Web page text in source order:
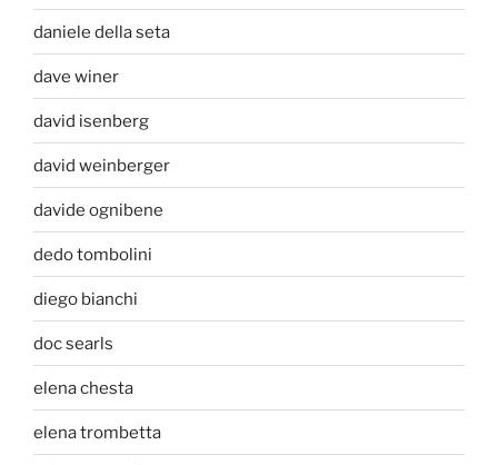
daniele della seta
dave winer
david isenberg
david weinberger
davide ognibene
dedo tombolini
diego bianchi
doc searls
elena chesta
elena trombetta